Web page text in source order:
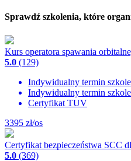
Sprawdź szkolenia, które
Kurs operatora spawania
5.0 (129)
Indywidualny termin
Indywidualny termin
Certyfikat TUV
3395 zł/os
Certyfikat bezpieczeństwa SCC
5.0 (369)